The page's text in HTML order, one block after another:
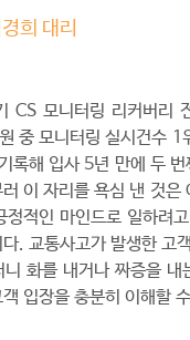
희 대리
CS 모니터링 리커버리
중 모니터링 실시건수
록해 입사 5년 만에 두 번
이 자리를 욕심 낸 것은
정적인 마인드로 일하려
. 교통사고가 발생한 고
니 화를 내거나 짜증을
입장을 충분히 이해할